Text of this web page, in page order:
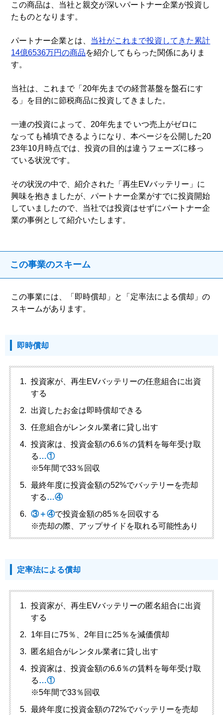
この商品は、当社と親交が深いパートナー企業が投資し
たものとなります。
パートナー企業とは、 当社がこれまで投資してきた累計
14億6536万円の商品を紹介してもらった関係にありま
す。
当社は、これまで「20年先までの経営基盤を盤石にす
る」を目的に節税商品に投資してきました。
一連の投資によって、20年先まで いつ売上がゼロに
なっても補填できるようになり、本ページを公開した20
23年10月時点では、投資の目的は違うフェーズに移っ
ている状況です。
その状況の中で、紹介された「再生EVバッテリー」に
興味を抱きましたが、パートナー企業がすでに投資開始
していましたので、当社では投資はせずにパートナー企
業の事例として紹介いたします。
この事業のスキーム
この事業には、「即時償却」と「定率法による償却」の
スキームがあります。
即時償却
投資家が、再生EVバッテリーの任意組合に出資
する
出資したお金は即時償却できる
任意組合がレンタル業者に貸し出す
投資家は、投資金額の6.6％の賃料を毎年受け取
る…①
※5年間で33％回収
最終年度に投資金額の52%でバッテリーを売却
する…④
③＋④で投資金額の85％を回収する
※売却の際、アップサイドを取れる可能性あり
定率法による償却
投資家が、再生EVバッテリーの匿名組合に出資
する
1年目に75％、2年目に25％を減価償却
匿名組合がレンタル業者に貸し出す
投資家は、投資金額の6.6％の賃料を毎年受け取
る…①
※5年間で33％回収
最終年度に投資金額の72%でバッテリーを売却